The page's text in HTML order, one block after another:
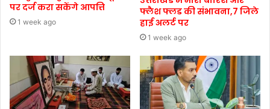
पर दर्ज करा सकेंगे आपत्ति
1 week ago
फ्लैश फ्लड की संभावना,7 जिले
हाई अलर्ट पर
1 week ago